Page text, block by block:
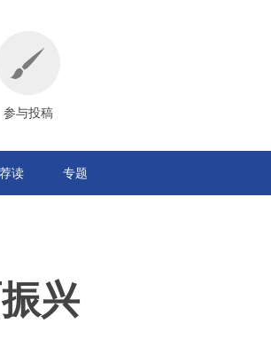
参与投稿
荐读 专题
兴